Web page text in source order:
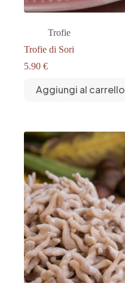
Trofie
Trofie di Sori
5.90 €
Aggiungi al carrello